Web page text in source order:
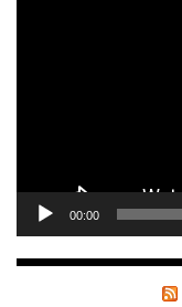
00:00